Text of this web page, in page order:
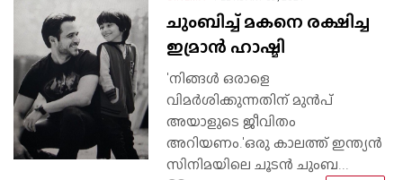
ചുംബിച്ച് മകനെ രക്ഷിച്ച
ഇമ്രാൻ ഹാഷ്മി
'നിങ്ങൾ ഒരാളെ
വിമർശിക്കുന്നതിന് മുൻപ്
അയാളുടെ ജീവിതം
അറിയണം.'ഒരു കാലത്ത് ഇന്ത്യൻ
സിനിമയിലെ ചൂടൻ ചുംബ...